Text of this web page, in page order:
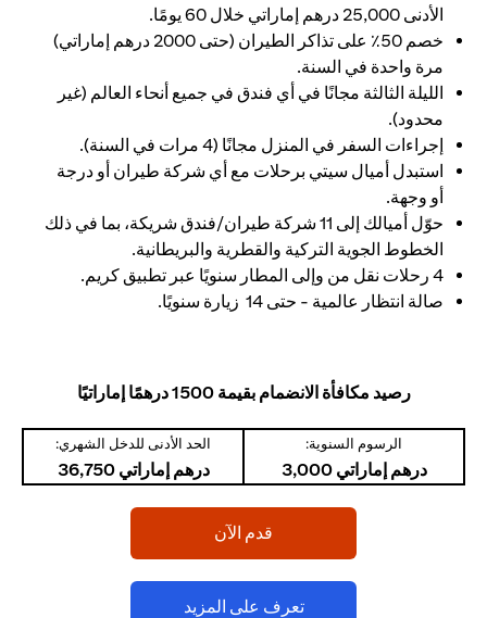
الأدنى 25,000 درهم إماراتي خلال 60 يومًا.
خصم 50٪ على تذاكر الطيران (حتى 2000 درهم إماراتي)
مرة واحدة في السنة.
الليلة الثالثة مجانًا في أي فندق في جميع أنحاء العالم (غير
محدود).
إجراءات السفر في المنزل مجانًا (4 مرات في السنة).
استبدل أميال سيتي برحلات مع أي شركة طيران أو درجة
أو وجهة.
حوّل أميالك إلى 11 شركة طيران/فندق شريكة، بما في ذلك
الخطوط الجوية التركية والقطرية والبريطانية.
4 رحلات نقل من وإلى المطار سنويًا عبر تطبيق كريم.
صالة انتظار عالمية - حتى 14 زيارة سنويًا.
رصيد مكافأة الانضمام بقيمة 1500 درهمًا إماراتيًا
الرسوم السنوية:
درهم إماراتي 3,000
الحد الأدنى للدخل الشهري:
درهم إماراتي 36,750
قدم الآن
تعرف على المزيد